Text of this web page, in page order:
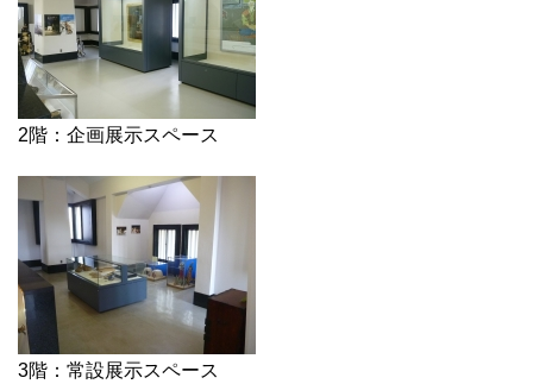
2階：企画展示スペース
3階：常設展示スペース